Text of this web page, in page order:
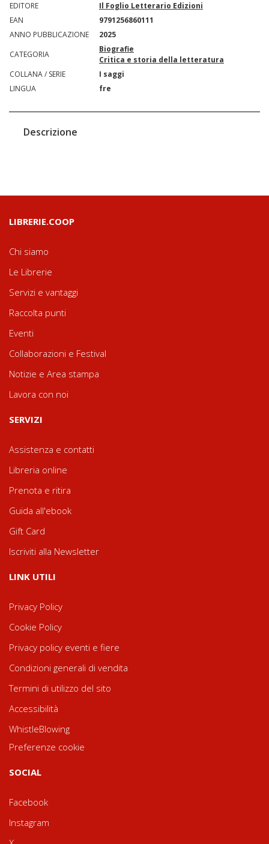
EDITORE
Il Foglio Letterario Edizioni
EAN
9791256860111
ANNO PUBBLICAZIONE
2025
CATEGORIA
Biografie
Critica e storia della letteratura
COLLANA / SERIE
I saggi
LINGUA
fre
Descrizione
LIBRERIE.COOP
Chi siamo
Le Librerie
Servizi e vantaggi
Raccolta punti
Eventi
Collaborazioni e Festival
Notizie e Area stampa
Lavora con noi
SERVIZI
Assistenza e contatti
Libreria online
Prenota e ritira
Guida all'ebook
Gift Card
Iscriviti alla Newsletter
LINK UTILI
Privacy Policy
Cookie Policy
Privacy policy eventi e fiere
Condizioni generali di vendita
Termini di utilizzo del sito
Accessibilità
WhistleBlowing
Preferenze cookie
SOCIAL
Facebook
Instagram